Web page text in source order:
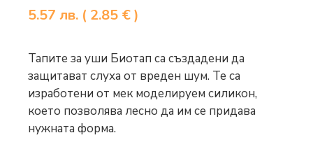
5.57 лв. ( 2.85 € )
Тапите за уши Биотап са създадени да
защитават слуха от вреден шум. Те са
изработени от мек моделируем силикон,
което позвoлява лесно да им се придава
нужната форма.